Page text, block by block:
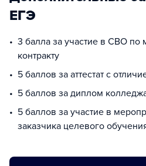
ЕГЭ
3 балла за участие в СВО по
контракту
5 баллов за аттестат с
5 баллов за диплом
5 баллов за участие в
заказчика целевого